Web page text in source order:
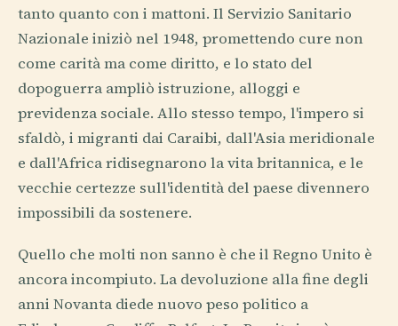
tanto quanto con i mattoni. Il Servizio Sanitario
Nazionale iniziò nel 1948, promettendo cure non
come carità ma come diritto, e lo stato del
dopoguerra ampliò istruzione, alloggi e
previdenza sociale. Allo stesso tempo, l'impero si
sfaldò, i migranti dai Caraibi, dall'Asia meridionale
e dall'Africa ridisegnarono la vita britannica, e le
vecchie certezze sull'identità del paese divennero
impossibili da sostenere.
Quello che molti non sanno è che il Regno Unito è
ancora incompiuto. La devoluzione alla fine degli
anni Novanta diede nuovo peso politico a